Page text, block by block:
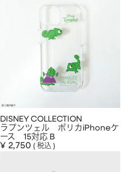
DISNEY COLLECTION
ラプンツェル ポリカiPhoneケ
ース 15対応 B
¥ 2,750 税込